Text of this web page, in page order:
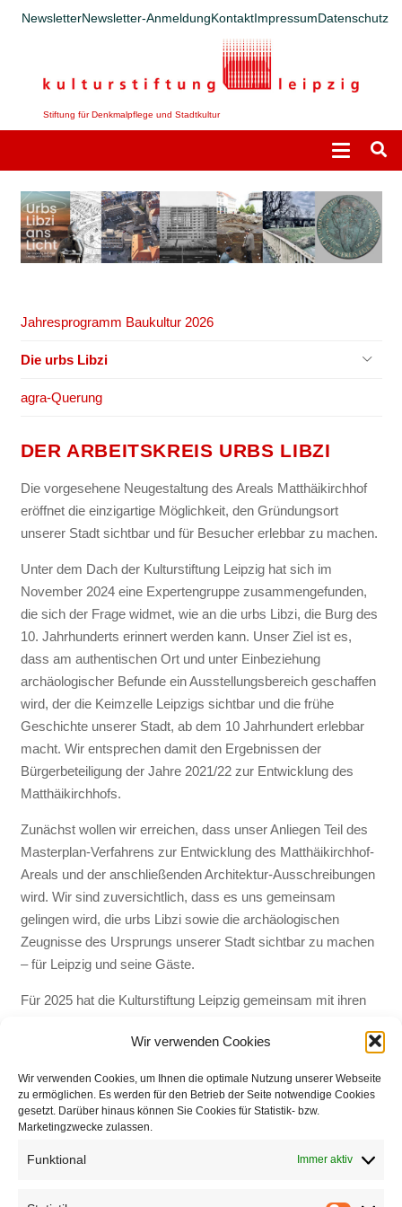
Wir verwenden Cookies
Wir verwenden Cookies, um Ihnen die optimale Nutzung unserer Webseite
zu ermöglichen. Es werden für den Betrieb der Seite notwendige Cookies
gesetzt. Darüber hinaus können Sie Cookies für Statistik- bzw.
Marketingzwecke zulassen.
Funktional Immer aktiv
NewsletterNewsletter-AnmeldungKontaktImpressumDatenschutz
Stiftung für Denkmalpflege und Stadtkultur
Jahresprogramm Baukultur 2026
Die urbs Libzi
agra-Querung
DER ARBEITSKREIS URBS LIBZI
Die vorgesehene Neugestaltung des Areals Matthäikirchhof
eröffnet die einzigartige Möglichkeit, den Gründungsort
unserer Stadt sichtbar und für Besucher erlebbar zu machen.
Unter dem Dach der Kulturstiftung Leipzig hat sich im
November 2024 eine Expertengruppe zusammengefunden,
die sich der Frage widmet, wie an die urbs Libzi, die Burg des
10. Jahrhunderts erinnert werden kann. Unser Ziel ist es,
dass am authentischen Ort und unter Einbeziehung
archäologischer Befunde ein Ausstellungsbereich geschaffen
wird, der die Keimzelle Leipzigs sichtbar und die frühe
Geschichte unserer Stadt, ab dem 10 Jahrhundert erlebbar
macht. Wir entsprechen damit den Ergebnissen der
Bürgerbeteiligung der Jahre 2021/22 zur Entwicklung des
Matthäikirchhofs.
Zunächst wollen wir erreichen, dass unser Anliegen Teil des
Masterplan-Verfahrens zur Entwicklung des Matthäikirchhof-
Areals und der anschließenden Architektur-Ausschreibungen
wird. Wir sind zuversichtlich, dass es uns gemeinsam
gelingen wird, die urbs Libzi sowie die archäologischen
Zeugnisse des Ursprungs unserer Stadt sichtbar zu machen
– für Leipzig und seine Gäste.
Für 2025 hat die Kulturstiftung Leipzig gemeinsam mit ihren
der Archäologie widmen und die dazu beitragen sollen, dem
schenken.
Die Gründungsmitglieder des Arbeitskreises urbs Libzi sind